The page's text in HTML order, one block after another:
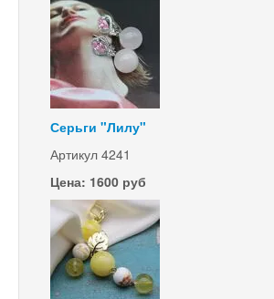
Серьги "Лилу"
Артикул 4241
Цена: 1600 руб